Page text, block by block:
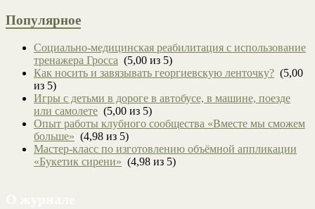
Популярное
Социально-медицинская реабилитация с использование
тренажера Гросса (5,00 из 5)
Как носить и завязывать георгиевскую ленточку? (5,00
из 5)
Игры с детьми в дороге в автобусе, в машине, поезде
или самолете (5,00 из 5)
Опыт работы клубного сообщества «Вместе мы сможем
больше» (4,98 из 5)
Мастер-класс по изготовлению объёмной аппликации
«Букетик сирени» (4,98 из 5)